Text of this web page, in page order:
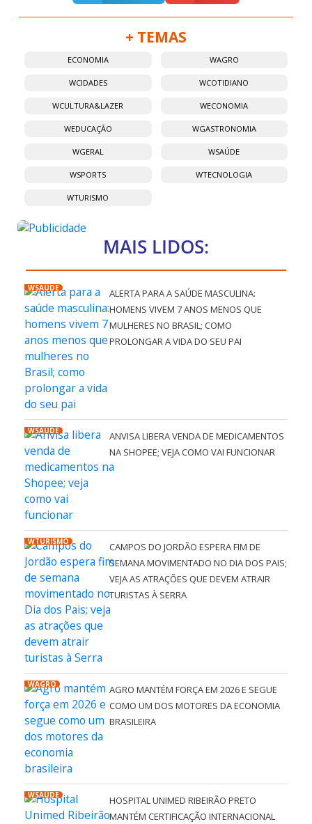
+ TEMAS
ECONOMIA WAGRO
WCIDADES WCOTIDIANO
WCULTURA&LAZER WECONOMIA
WEDUCAÇÃO WGASTRONOMIA
WGERAL WSAÚDE
WSPORTS WTECNOLOGIA
WTURISMO
MAIS LIDOS:
WSAÚDE
ALERTA PARA A SAÚDE MASCULINA:
HOMENS VIVEM 7 ANOS MENOS QUE
MULHERES NO BRASIL; COMO
PROLONGAR A VIDA DO SEU PAI
WSAÚDE
ANVISA LIBERA VENDA DE MEDICAMENTOS
NA SHOPEE; VEJA COMO VAI FUNCIONAR
WTURISMO
CAMPOS DO JORDÃO ESPERA FIM DE
SEMANA MOVIMENTADO NO DIA DOS PAIS;
VEJA AS ATRAÇÕES QUE DEVEM ATRAIR
TURISTAS À SERRA
WAGRO
AGRO MANTÉM FORÇA EM 2026 E SEGUE
COMO UM DOS MOTORES DA ECONOMIA
BRASILEIRA
WSAÚDE
HOSPITAL UNIMED RIBEIRÃO PRETO
MANTÉM CERTIFICAÇÃO INTERNACIONAL